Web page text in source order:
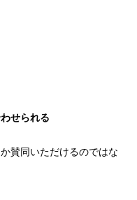
せられる
賛同いただけるのではな